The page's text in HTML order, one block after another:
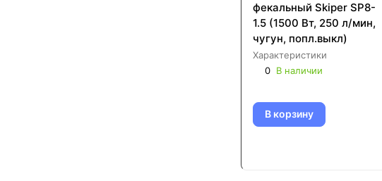
фекальный Skiper SP8-
1.5 (1500 Вт, 250 л/мин,
чугун, попл.выкл)
Характеристики
0 В наличии
В корзину